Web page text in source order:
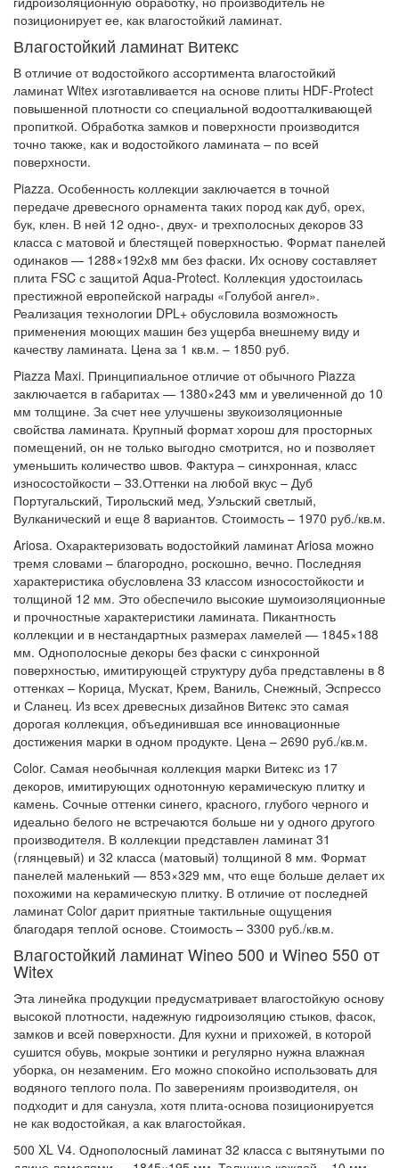
позиционирует ее, как влагостойкий ламинат.
Влагостойкий ламинат Витекс
В отличие от водостойкого ассортимента влагостойкий
ламинат Witex изготавливается на основе плиты HDF-Protect
повышенной плотности со специальной водоотталкивающей
пропиткой. Обработка замков и поверхности производится
точно также, как и водостойкого ламината – по всей
поверхности.
Piazza. Особенность коллекции заключается в точной
передаче древесного орнамента таких пород как дуб, орех,
бук, клен. В ней 12 одно-, двух- и трехполосных декоров 33
класса с матовой и блестящей поверхностью. Формат панелей
одинаков — 1288×192х8 мм без фаски. Их основу составляет
плита FSC с защитой Aqua-Protect. Коллекция удостоилась
престижной европейской награды «Голубой ангел».
Реализация технологии DPL+ обусловила возможность
применения моющих машин без ущерба внешнему виду и
качеству ламината. Цена за 1 кв.м. – 1850 руб.
Piazza Maxi. Принципиальное отличие от обычного Piazza
заключается в габаритах — 1380×243 мм и увеличенной до 10
мм толщине. За счет нее улучшены звукоизоляционные
свойства ламината. Крупный формат хорош для просторных
помещений, он не только выгодно смотрится, но и позволяет
уменьшить количество швов. Фактура – синхронная, класс
износостойкости – 33.Оттенки на любой вкус – Дуб
Португальский, Тирольский мед, Уэльский светлый,
Вулканический и еще 8 вариантов. Стоимость – 1970 руб./кв.м.
Ariosa. Охарактеризовать водостойкий ламинат Ariosa можно
тремя словами – благородно, роскошно, вечно. Последняя
характеристика обусловлена 33 классом износостойкости и
толщиной 12 мм. Это обеспечило высокие шумоизоляционные
и прочностные характеристики ламината. Пикантность
коллекции и в нестандартных размерах ламелей — 1845×188
мм. Однополосные декоры без фаски с синхронной
поверхностью, имитирующей структуру дуба представлены в 8
оттенках – Корица, Мускат, Крем, Ваниль, Снежный, Эспрессо
и Сланец. Из всех древесных дизайнов Витекс это самая
дорогая коллекция, объединившая все инновационные
достижения марки в одном продукте. Цена – 2690 руб./кв.м.
Color. Самая необычная коллекция марки Витекс из 17
декоров, имитирующих однотонную керамическую плитку и
камень. Сочные оттенки синего, красного, глубого черного и
идеально белого не встречаются больше ни у одного другого
производителя. В коллекции представлен ламинат 31
(глянцевый) и 32 класса (матовый) толщиной 8 мм. Формат
панелей маленький — 853×329 мм, что еще больше делает их
похожими на керамическую плитку. В отличие от последней
ламинат Color дарит приятные тактильные ощущения
благодаря теплой основе. Стоимость – 3300 руб./кв.м.
Влагостойкий ламинат Wineo 500 и Wineo 550 от
Witex
Эта линейка продукции предусматривает влагостойкую основу
высокой плотности, надежную гидроизоляцию стыков, фасок,
замков и всей поверхности. Для кухни и прихожей, в которой
сушится обувь, мокрые зонтики и регулярно нужна влажная
уборка, он незаменим. Его можно спокойно использовать для
водяного теплого пола. По заверениям производителя, он
подходит и для санузла, хотя плита-основа позиционируется
не как водостойкая, а как влагостойкая.
500 XL V4. Однополосный ламинат 32 класса с вытянутыми по